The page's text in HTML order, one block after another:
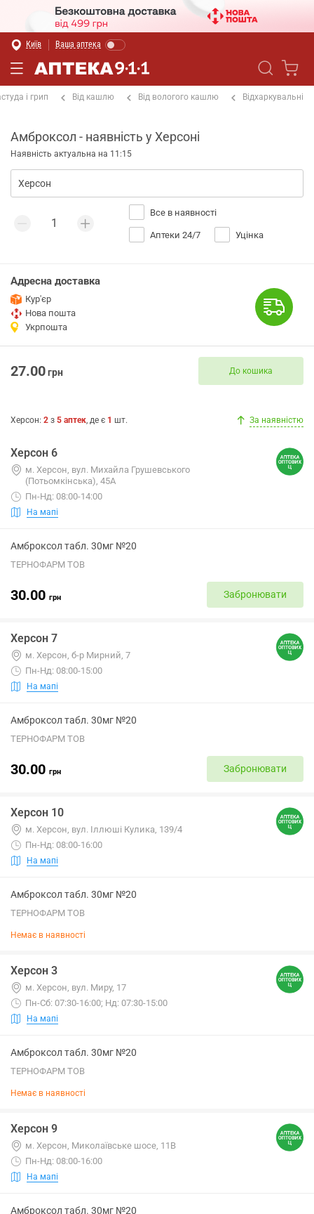
Київ Ваша аптека
і грип Від кашлю Від вологого кашлю Відхаркувальні
Амброксол - наявність у Херсоні
Наявність актуальна на 11:15
Все в наявності
Аптеки 24/7 Уцінка
Адресна доставка
Кур'єр
Нова пошта
Укрпошта
27.00грн До кошика
Херсон: 2 з 5 аптек, де є 1 шт. За наявністю
Херсон 6
м. Херсон, вул. Михайла Грушевського
(Потьомкінська), 45А
Пн-Нд: 08:00-14:00
На мапі
Амброксол табл. 30мг №20
ТЕРНОФАРМ ТОВ
30.00 грн Забронювати
Херсон 7
м. Херсон, б-р Мирний, 7
Пн-Нд: 08:00-15:00
На мапі
Амброксол табл. 30мг №20
ТЕРНОФАРМ ТОВ
30.00 грн Забронювати
Херсон 10
м. Херсон, вул. Іллюші Кулика, 139/4
Пн-Нд: 08:00-16:00
На мапі
Амброксол табл. 30мг №20
ТЕРНОФАРМ ТОВ
Немає в наявності
Херсон 3
м. Херсон, вул. Миру, 17
Пн-Сб: 07:30-16:00; Нд: 07:30-15:00
На мапі
Амброксол табл. 30мг №20
ТЕРНОФАРМ ТОВ
Немає в наявності
Херсон 9
м. Херсон, Миколаївське шосе, 11В
Пн-Нд: 08:00-16:00
На мапі
Амброксол табл. 30мг №20